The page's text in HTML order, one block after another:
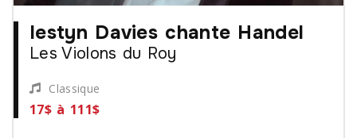
Iestyn Davies chante Handel
Les Violons du Roy
Classique
17$ à 111$